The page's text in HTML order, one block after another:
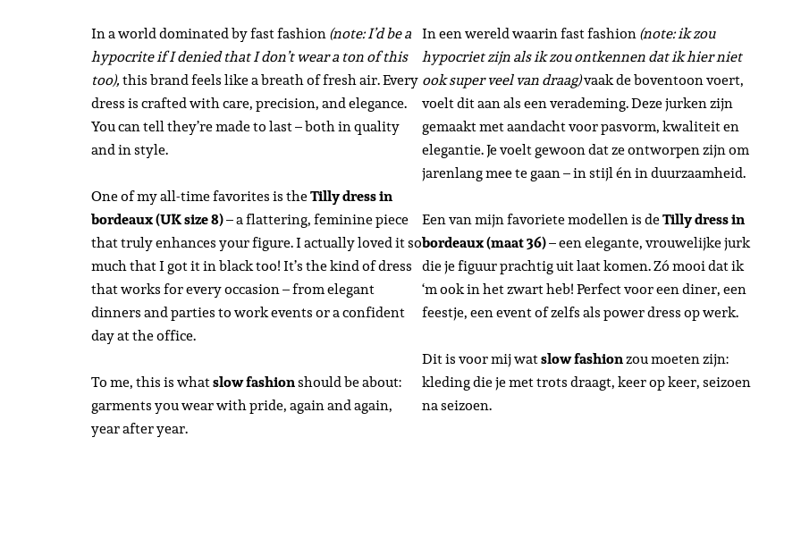
In a world dominated by fast fashion(note: I’d be a
hypocrite if I denied that I don’t wear a ton of this
too),this brand feels like a breath of fresh air. Every
dress is crafted with care, precision, and elegance.
You can tell they’re made to last – both in quality
and in style.
One of my all-time favorites is theTilly dress in
bordeaux (UK size 8)– a flattering, feminine piece
that truly enhances your figure. I actually loved it so
much that I got it in black too! It’s the kind of dress
that works for every occasion – from elegant
dinners and parties to work events or a confident
day at the office.
To me, this is whatslow fashionshould be about:
garments you wear with pride, again and again,
year after year.
In een wereld waarin fast fashion(note: ik zou
hypocriet zijn als ik zou ontkennen dat ik hier niet
ook super veel van draag)vaak de boventoon voert,
voelt dit aan als een verademing. Deze jurken zijn
gemaakt met aandacht voor pasvorm, kwaliteit en
elegantie. Je voelt gewoon dat ze ontworpen zijn om
jarenlang mee te gaan – in stijl én in duurzaamheid.
Een van mijn favoriete modellen is deTilly dress in
bordeaux (maat 36)– een elegante, vrouwelijke jurk
die je figuur prachtig uit laat komen. Zó mooi dat ik
‘m ook in het zwart heb! Perfect voor een diner, een
feestje, een event of zelfs als power dress op werk.
Dit is voor mij watslow fashionzou moeten zijn:
kleding die je met trots draagt, keer op keer, seizoen
na seizoen.